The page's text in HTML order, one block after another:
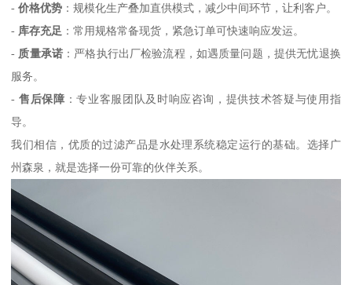
-价格优势 ：规模化生产叠加直供模式，减少中间环节，让利客户。
- 库存充足 ：常用规格常备现货，紧急订单可快速响应发运。
- 质量承诺 ：严格执行出厂检验流程，如遇质量问题，提供无忧退换
服务。
- 售后保障 ：专业客服团队及时响应咨询，提供技术答疑与使用指
导。
我们相信，优质的过滤产品是水处理系统稳定运行的基础。选择广
州森泉，就是选择一份可靠的伙伴关系。